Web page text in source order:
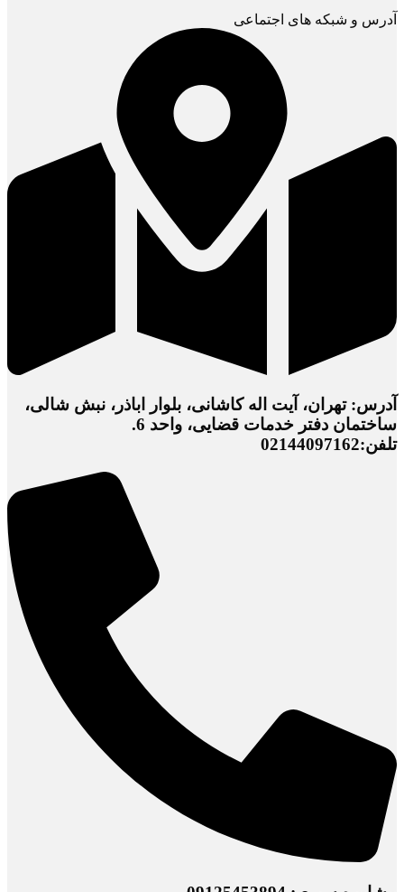
آدرس و شبکه های اجتماعی
آدرس: تهران، آیت اله کاشانی، بلوار اباذر، نبش شالی،
ساختمان دفتر خدمات قضایی، واحد 6.
تلفن:02144097162